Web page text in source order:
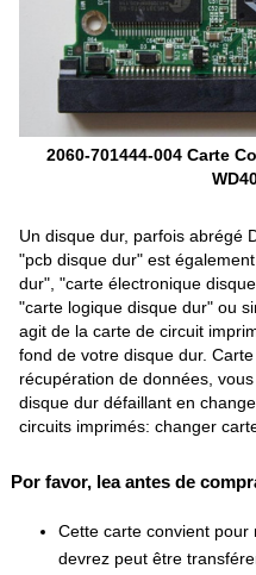
2060-701444-004 Carte
Un disque dur, parfois abrégé
"pcb disque dur" est
dur", "carte électronique
"carte logique disque dur" ou
agit de la carte de circuit
fond de votre disque dur.
récupération de données,
disque dur défaillant en
circuits imprimés: changer
Por favor, lea antes de
Cette carte convient
devrez peut être